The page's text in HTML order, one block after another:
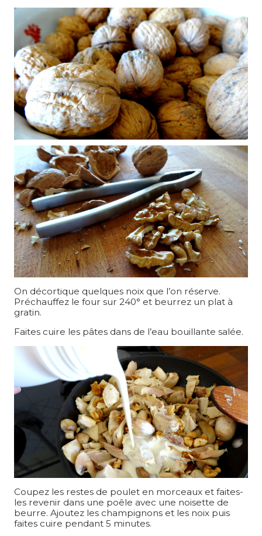
On décortique quelques noix que l’on réserve.
Préchauffez le four sur 240° et beurrez un plat à
gratin.
Faites cuire les pâtes dans de l’eau bouillante salée.
Coupez les restes de poulet en morceaux et faites-
les revenir dans une poêle avec une noisette de
beurre. Ajoutez les champignons et les noix puis
faites cuire pendant 5 minutes.